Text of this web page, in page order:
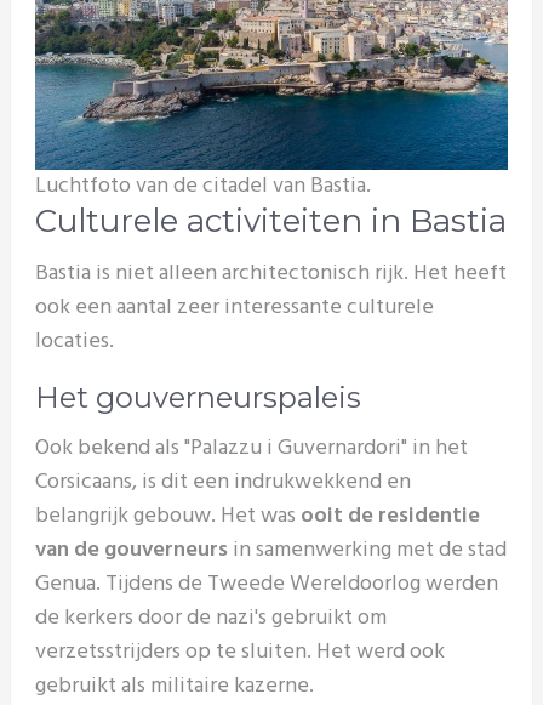
Luchtfoto van de citadel van Bastia.
Culturele activiteiten in Bastia
Bastia is niet alleen architectonisch rijk. Het heeft
ook een aantal zeer interessante culturele
locaties.
Het gouverneurspaleis
Ook bekend als "Palazzu i Guvernardori" in het
Corsicaans, is dit een indrukwekkend en
belangrijk gebouw. Het was ooit de residentie
van de gouverneurs in samenwerking met de stad
Genua. Tijdens de Tweede Wereldoorlog werden
de kerkers door de nazi's gebruikt om
verzetsstrijders op te sluiten. Het werd ook
gebruikt als militaire kazerne.